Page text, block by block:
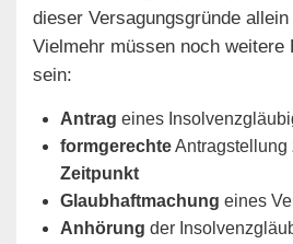
dieser Versagungsgründe
Vielmehr müssen noch weitere
sein:
Antrag eines
formgerechteAntragstellung
Zeitpunkt
Glaubhaftmachung eines
Anhörung der